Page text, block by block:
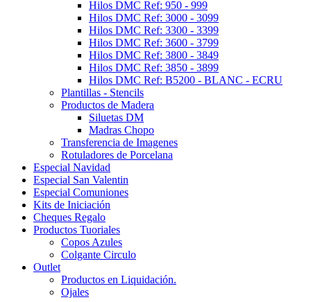
Hilos DMC Ref: 950 - 999
Hilos DMC Ref: 3000 - 3099
Hilos DMC Ref: 3300 - 3399
Hilos DMC Ref: 3600 - 3799
Hilos DMC Ref: 3800 - 3849
Hilos DMC Ref: 3850 - 3899
Hilos DMC Ref: B5200 - BLANC - ECRU
Plantillas - Stencils
Productos de Madera
Siluetas DM
Madras Chopo
Transferencia de Imagenes
Rotuladores de Porcelana
Especial Navidad
Especial San Valentin
Especial Comuniones
Kits de Iniciación
Cheques Regalo
Productos Tuoriales
Copos Azules
Colgante Circulo
Outlet
Productos en Liquidación.
Ojales